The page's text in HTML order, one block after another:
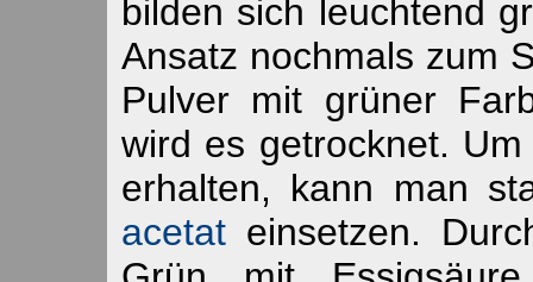
bilden sich leuchtend
Ansatz nochmals zum
Pulver mit grüner
wird es getrocknet.
erhalten, kann man
acetat einsetzen.